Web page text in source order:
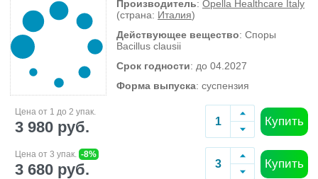
Производитель: Opella Healthcare Italy
(страна: Италия)
Действующее вещество: Споры
Bacillus clausii
Срок годности: до 04.2027
Форма выпуска: суспензия
Цена от 1 до 2 упак.
3 980 руб. Купить
Цена от 3 упак. -8%
3 680 руб. Купить